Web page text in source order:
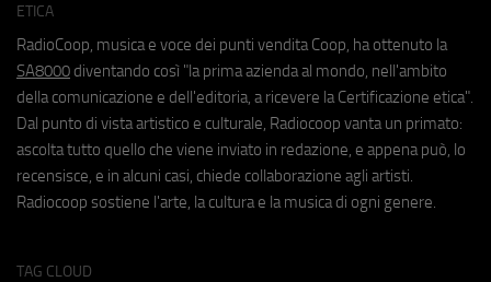
ETICA
RadioCoop, musica e voce dei punti vendita Coop, ha ottenuto la
SA8000 diventando così "la prima azienda al mondo, nell'ambito
della comunicazione e dell'editoria, a ricevere la Certificazione etica".
Dal punto di vista artistico e culturale, Radiocoop vanta un primato:
ascolta tutto quello che viene inviato in redazione, e appena può, lo
recensisce, e in alcuni casi, chiede collaborazione agli artisti.
Radiocoop sostiene l'arte, la cultura e la musica di ogni genere.
TAG CLOUD